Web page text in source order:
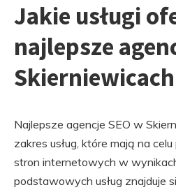
Jakie usługi
najlepsze
Skierniewicach
Najlepsze agencje SEO w
zakres usług, które mają na
stron internetowych w
podstawowych usług znajduje